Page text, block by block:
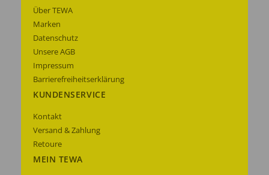
Über TEWA
Marken
Datenschutz
Unsere AGB
Impressum
Barrierefreiheitserklärung
KUNDENSERVICE
Kontakt
Versand & Zahlung
Retoure
MEIN TEWA